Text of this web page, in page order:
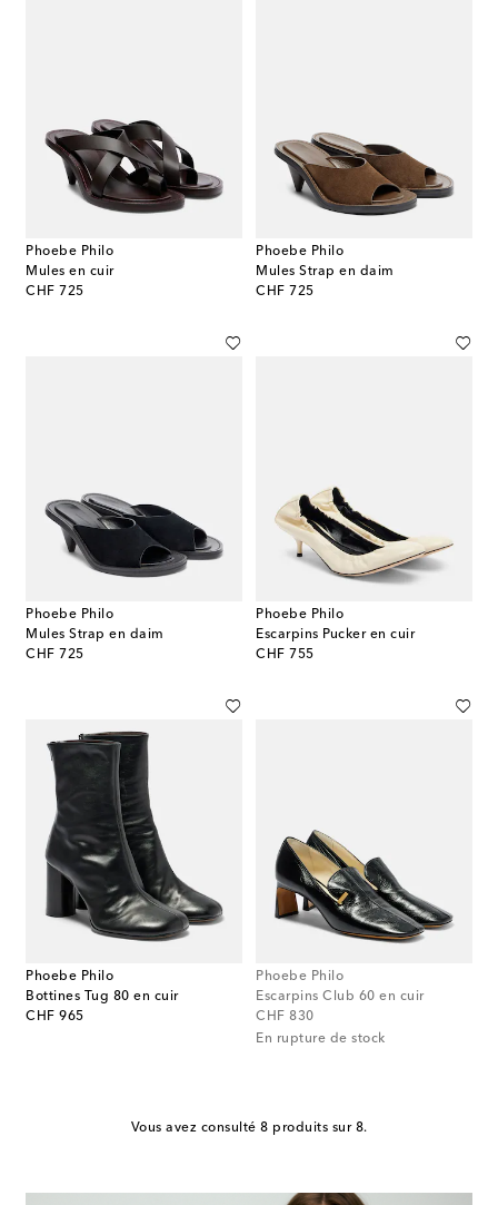
Phoebe Philo
Mules en cuir
CHF 725
original price
Phoebe Philo
Mules Strap en daim
CHF 725
original price
Phoebe Philo
Mules Strap en daim
CHF 725
original price
Phoebe Philo
Escarpins Pucker en cuir
CHF 755
original price
Phoebe Philo
Bottines Tug 80 en cuir
CHF 965
original price
Phoebe Philo
Escarpins Club 60 en cuir
CHF 830
original price
En rupture de stock
Vous avez consulté 8 produits sur 8.